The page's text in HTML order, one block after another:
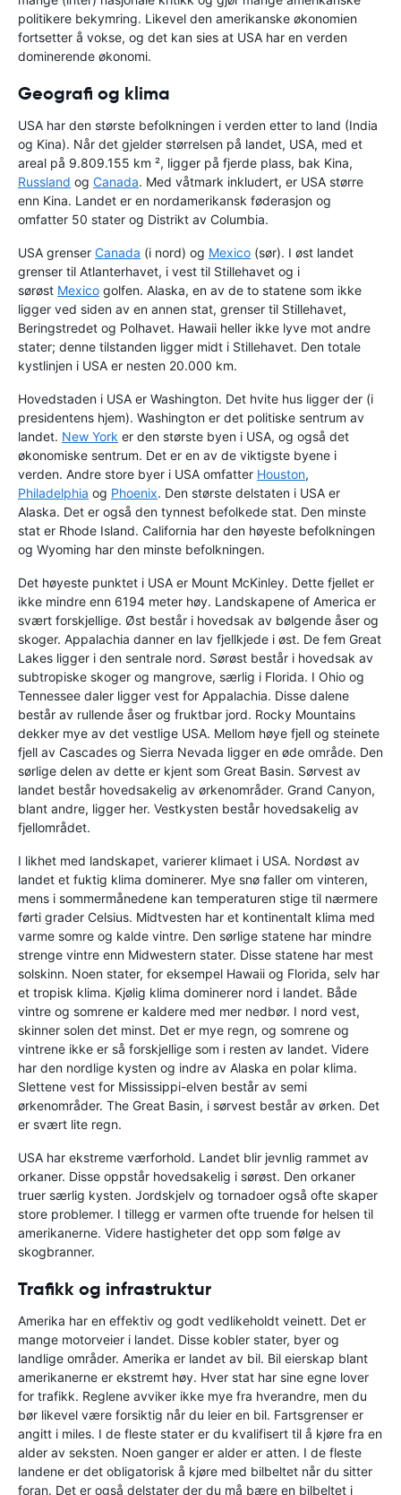
politikere bekymring. Likevel den amerikanske økonomien
fortsetter å vokse, og det kan sies at USA har en verden
dominerende økonomi.
Geografi og klima
USA har den største befolkningen i verden etter to land (India
og Kina). Når det gjelder størrelsen på landet, USA, med et
areal på 9.809.155 km ², ligger på fjerde plass, bak Kina,
Russland og Canada. Med våtmark inkludert, er USA større
enn Kina. Landet er en nordamerikansk føderasjon og
omfatter 50 stater og Distrikt av Columbia.
USA grenser Canada (i nord) og Mexico (sør). I øst landet
grenser til Atlanterhavet, i vest til Stillehavet og i
sørøst Mexico golfen. Alaska, en av de to statene som ikke
ligger ved siden av en annen stat, grenser til Stillehavet,
Beringstredet og Polhavet. Hawaii heller ikke lyve mot andre
stater; denne tilstanden ligger midt i Stillehavet. Den totale
kystlinjen i USA er nesten 20.000 km.
Hovedstaden i USA er Washington. Det hvite hus ligger der (i
presidentens hjem). Washington er det politiske sentrum av
landet. New York er den største byen i USA, og også det
økonomiske sentrum. Det er en av de viktigste byene i
verden. Andre store byer i USA omfatter Houston,
Philadelphia og Phoenix. Den største delstaten i USA er
Alaska. Det er også den tynnest befolkede stat. Den minste
stat er Rhode Island. California har den høyeste befolkningen
og Wyoming har den minste befolkningen.
Det høyeste punktet i USA er Mount McKinley. Dette fjellet er
ikke mindre enn 6194 meter høy. Landskapene of America er
svært forskjellige. Øst består i hovedsak av bølgende åser og
skoger. Appalachia danner en lav fjellkjede i øst. De fem Great
Lakes ligger i den sentrale nord. Sørøst består i hovedsak av
subtropiske skoger og mangrove, særlig i Florida. I Ohio og
Tennessee daler ligger vest for Appalachia. Disse dalene
består av rullende åser og fruktbar jord. Rocky Mountains
dekker mye av det vestlige USA. Mellom høye fjell og steinete
fjell av Cascades og Sierra Nevada ligger en øde område. Den
sørlige delen av dette er kjent som Great Basin. Sørvest av
landet består hovedsakelig av ørkenområder. Grand Canyon,
blant andre, ligger her. Vestkysten består hovedsakelig av
fjellområdet.
I likhet med landskapet, varierer klimaet i USA. Nordøst av
landet et fuktig klima dominerer. Mye snø faller om vinteren,
mens i sommermånedene kan temperaturen stige til nærmere
førti grader Celsius. Midtvesten har et kontinentalt klima med
varme somre og kalde vintre. Den sørlige statene har mindre
strenge vintre enn Midwestern stater. Disse statene har mest
solskinn. Noen stater, for eksempel Hawaii og Florida, selv har
et tropisk klima. Kjølig klima dominerer nord i landet. Både
vintre og somrene er kaldere med mer nedbør. I nord vest,
skinner solen det minst. Det er mye regn, og somrene og
vintrene ikke er så forskjellige som i resten av landet. Videre
har den nordlige kysten og indre av Alaska en polar klima.
Slettene vest for Mississippi-elven består av semi
ørkenområder. The Great Basin, i sørvest består av ørken. Det
er svært lite regn.
USA har ekstreme værforhold. Landet blir jevnlig rammet av
orkaner. Disse oppstår hovedsakelig i sørøst. Den orkaner
truer særlig kysten. Jordskjelv og tornadoer også ofte skaper
store problemer. I tillegg er varmen ofte truende for helsen til
amerikanerne. Videre hastigheter det opp som følge av
skogbranner.
Trafikk og infrastruktur
Amerika har en effektiv og godt vedlikeholdt veinett. Det er
mange motorveier i landet. Disse kobler stater, byer og
landlige områder. Amerika er landet av bil. Bil eierskap blant
amerikanerne er ekstremt høy. Hver stat har sine egne lover
for trafikk. Reglene avviker ikke mye fra hverandre, men du
bør likevel være forsiktig når du leier en bil. Fartsgrenser er
angitt i miles. I de fleste stater er du kvalifisert til å kjøre fra en
alder av seksten. Noen ganger er alder er atten. I de fleste
landene er det obligatorisk å kjøre med bilbeltet når du sitter
foran. Det er også delstater der du må bære en bilbeltet i